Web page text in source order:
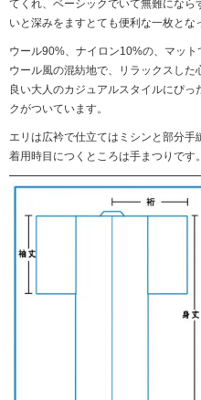
てくれ、ベーシックでいて無難にな
いと深みをますとても便利な一枚とな
ウール90%、ナイロン10%の、マッ
ウール風の混紡地で、リラックスし
良い大人のカジュアルスタイルにぴ
クがついています。
エリは広衿で仕立てはミシンと部分
着用時目につくところは手まつりです。